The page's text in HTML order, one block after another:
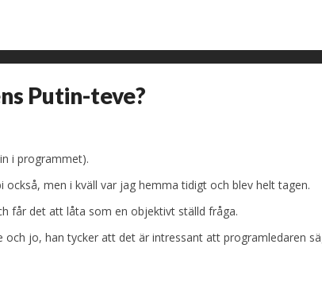
Putin-teve?
i programmet).
men i kväll var jag hemma tidigt och blev helt tagen.
får det att låta som en objektivt ställd fråga.
jo, han tycker att det är intressant att programledaren